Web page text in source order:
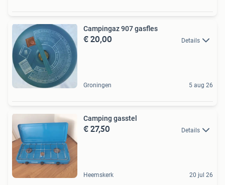
Campingaz 907 gasfles
€ 20,00 Details
Groningen 5 aug 26
Camping gasstel
€ 27,50 Details
Heemskerk 20 jul 26